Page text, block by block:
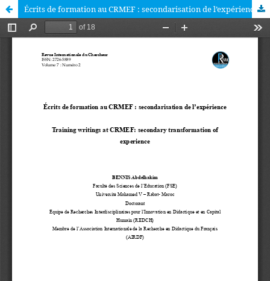
Écrits de formation au CRMEF : secondarisation de l’expérience